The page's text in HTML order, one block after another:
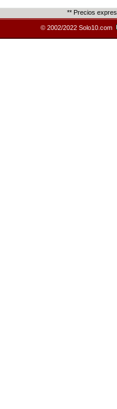
** Precios
© 2002/2022 Solo10.com